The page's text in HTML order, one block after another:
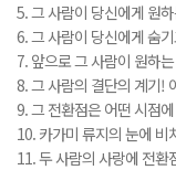
5. 그 사람이 당신에게 원
6. 그 사람이 당신에게 숨
7. 앞으로 그 사람이 원하
8. 그 사람의 결단의 계기!
9. 그 전환점은 어떤 시점
10. 카가미 류지의 눈에 비
11. 두 사람의 사랑에 전환